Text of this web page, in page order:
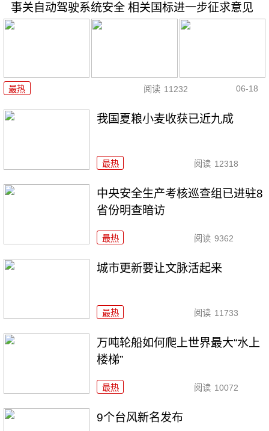
事关自动驾驶系统安全 相关国标进一步征求意见
最热 阅读 11232 06-18
我国夏粮小麦收获已近九成
最热 阅读 12318
中央安全生产考核巡查组已进驻8
省份明查暗访
最热 阅读 9362
城市更新要让文脉活起来
最热 阅读 11733
万吨轮船如何爬上世界最大“水上
楼梯”
最热 阅读 10072
9个台风新名发布